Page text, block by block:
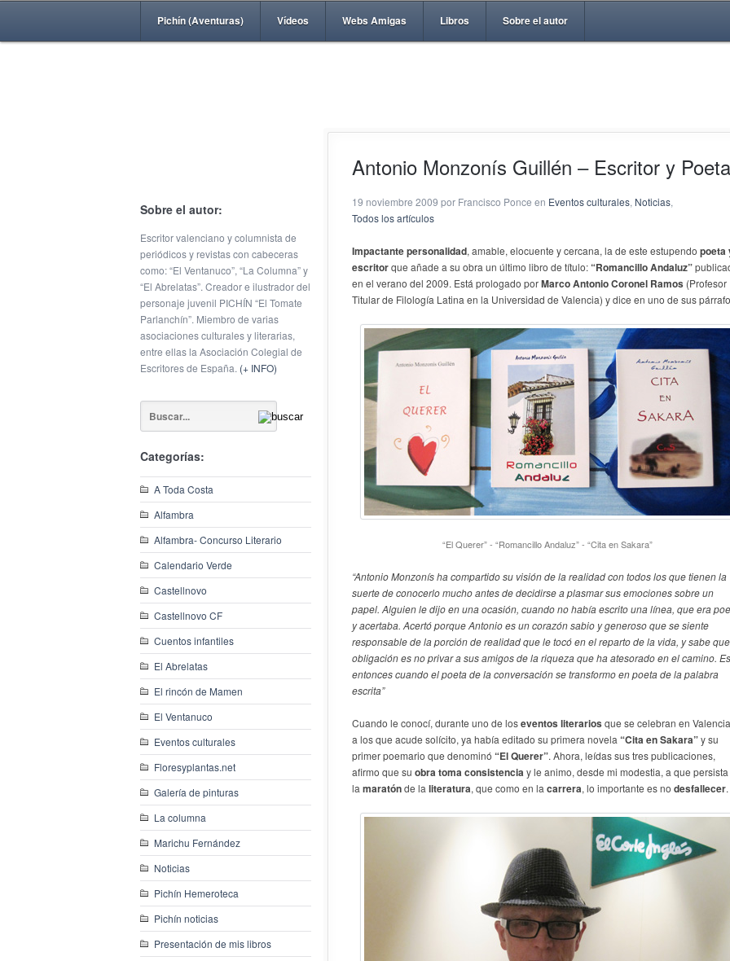
Pichín (Aventuras) Vídeos Webs Amigas Libros Sobre el autor
Sobre el autor:
Escritor valenciano y columnista de
periódicos y revistas con cabeceras
como: “El Ventanuco”, “La Columna” y
“El Abrelatas”. Creador e ilustrador del
personaje juvenil PICHÍN “El Tomate
Parlanchín”. Miembro de varias
asociaciones culturales y literarias,
entre ellas la Asociación Colegial de
Escritores de España. (+ INFO)
Categorías:
A Toda Costa
Alfambra
Alfambra- Concurso Literario
Calendario Verde
Castellnovo
Castellnovo CF
Cuentos infantiles
El Abrelatas
El rincón de Mamen
El Ventanuco
Eventos culturales
Floresyplantas.net
Galería de pinturas
La columna
Marichu Fernández
Noticias
Pichín Hemeroteca
Pichín noticias
Presentación de mis libros
Antonio Monzonís Guillén – Escritor y Poeta
19 noviembre 2009 por Francisco Ponce en Eventos culturales, Noticias,
Todos los artículos
Impactante personalidad, amable, elocuente y cercana, la de este estupendo poeta
escritorque añade a su obra un último libro de título:“Romancillo Andaluz”
en el verano del 2009. Está prologado porMarco Antonio Coronel Ramos (Profesor
Titular de Filología Latina en la Universidad de Valencia) y dice en uno de sus
“El Querer” - “Romancillo Andaluz” - “Cita en Sakara”
“Antonio Monzonís ha compartido su visión de la realidad con todos los que tienen la
suerte de conocerlo mucho antes de decidirse a plasmar sus emociones sobre un
papel. Alguien le dijo en una ocasión, cuando no había escrito una línea, que era
y acertaba. Acertó porque Antonio es un corazón sabio y generoso que se siente
responsable de la porción de realidad que le tocó en el reparto de la vida, y sabe
obligación es no privar a sus amigos de la riqueza que ha atesorado en el camino. Es
entonces cuando el poeta de la conversación se transformo en poeta de la palabra
escrita”
Cuando le conocí, durante uno de loseventos literarios que se celebran en
a los que acude solícito, ya había editado su primera novela “Cita en Sakara”y su
primer poemario que denominó “El Querer”. Ahora, leídas sus tres publicaciones,
afirmo que su obra toma consistenciay le animo, desde mi modestia, a que
la maratónde la literatura, que como en la carrera, lo importante es no desfallecer.